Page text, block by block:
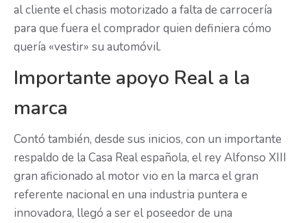
al cliente el chasis motorizado a falta de carrocería
para que fuera el comprador quien definiera cómo
quería «vestir» su automóvil.
Importante apoyo Real a la
marca
Contó también, desde sus inicios, con un importante
respaldo de la Casa Real española, el rey Alfonso XIII
gran aficionado al motor vio en la marca el gran
referente nacional en una industria puntera e
innovadora, llegó a ser el poseedor de una